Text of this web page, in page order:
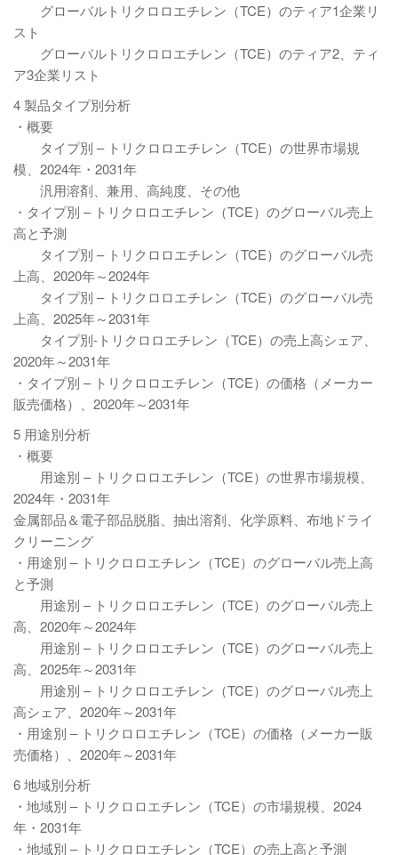
グローバルトリクロロエチレン（TCE）のティア1企業リ
スト
グローバルトリクロロエチレン（TCE）のティア2、ティ
ア3企業リスト
4 製品タイプ別分析
・概要
タイプ別 – トリクロロエチレン（TCE）の世界市場規
模、2024年・2031年
汎用溶剤、兼用、高純度、その他
・タイプ別 – トリクロロエチレン（TCE）のグローバル売上
高と予測
タイプ別 – トリクロロエチレン（TCE）のグローバル売
上高、2020年～2024年
タイプ別 – トリクロロエチレン（TCE）のグローバル売
上高、2025年～2031年
タイプ別-トリクロロエチレン（TCE）の売上高シェア、
2020年～2031年
・タイプ別 – トリクロロエチレン（TCE）の価格（メーカー
販売価格）、2020年～2031年
5 用途別分析
・概要
用途別 – トリクロロエチレン（TCE）の世界市場規模、
2024年・2031年
金属部品＆電子部品脱脂、抽出溶剤、化学原料、布地ドライ
クリーニング
・用途別 – トリクロロエチレン（TCE）のグローバル売上高
と予測
用途別 – トリクロロエチレン（TCE）のグローバル売上
高、2020年～2024年
用途別 – トリクロロエチレン（TCE）のグローバル売上
高、2025年～2031年
用途別 – トリクロロエチレン（TCE）のグローバル売上
高シェア、2020年～2031年
・用途別 – トリクロロエチレン（TCE）の価格（メーカー販
売価格）、2020年～2031年
6 地域別分析
・地域別 – トリクロロエチレン（TCE）の市場規模、2024
年・2031年
・地域別 – トリクロロエチレン（TCE）の売上高と予測